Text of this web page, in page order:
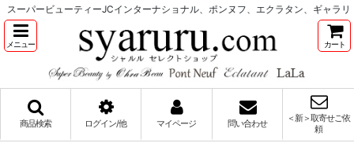
スーパービューティーJCインターナショナル、ポンヌフ、エクラタン、ギャラ
メニュー カート
商品検索 ログイン/他 マイページ 問い合わせ
＜新＞取寄せご依
頼